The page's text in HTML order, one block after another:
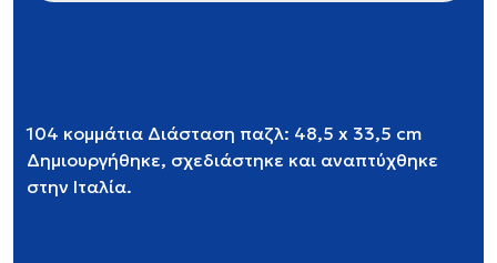
104 κομμάτια Διάσταση παζλ: 48,5 x 33,5 cm
Δημιουργήθηκε, σχεδιάστηκε και αναπτύχθηκε
στην Ιταλία.